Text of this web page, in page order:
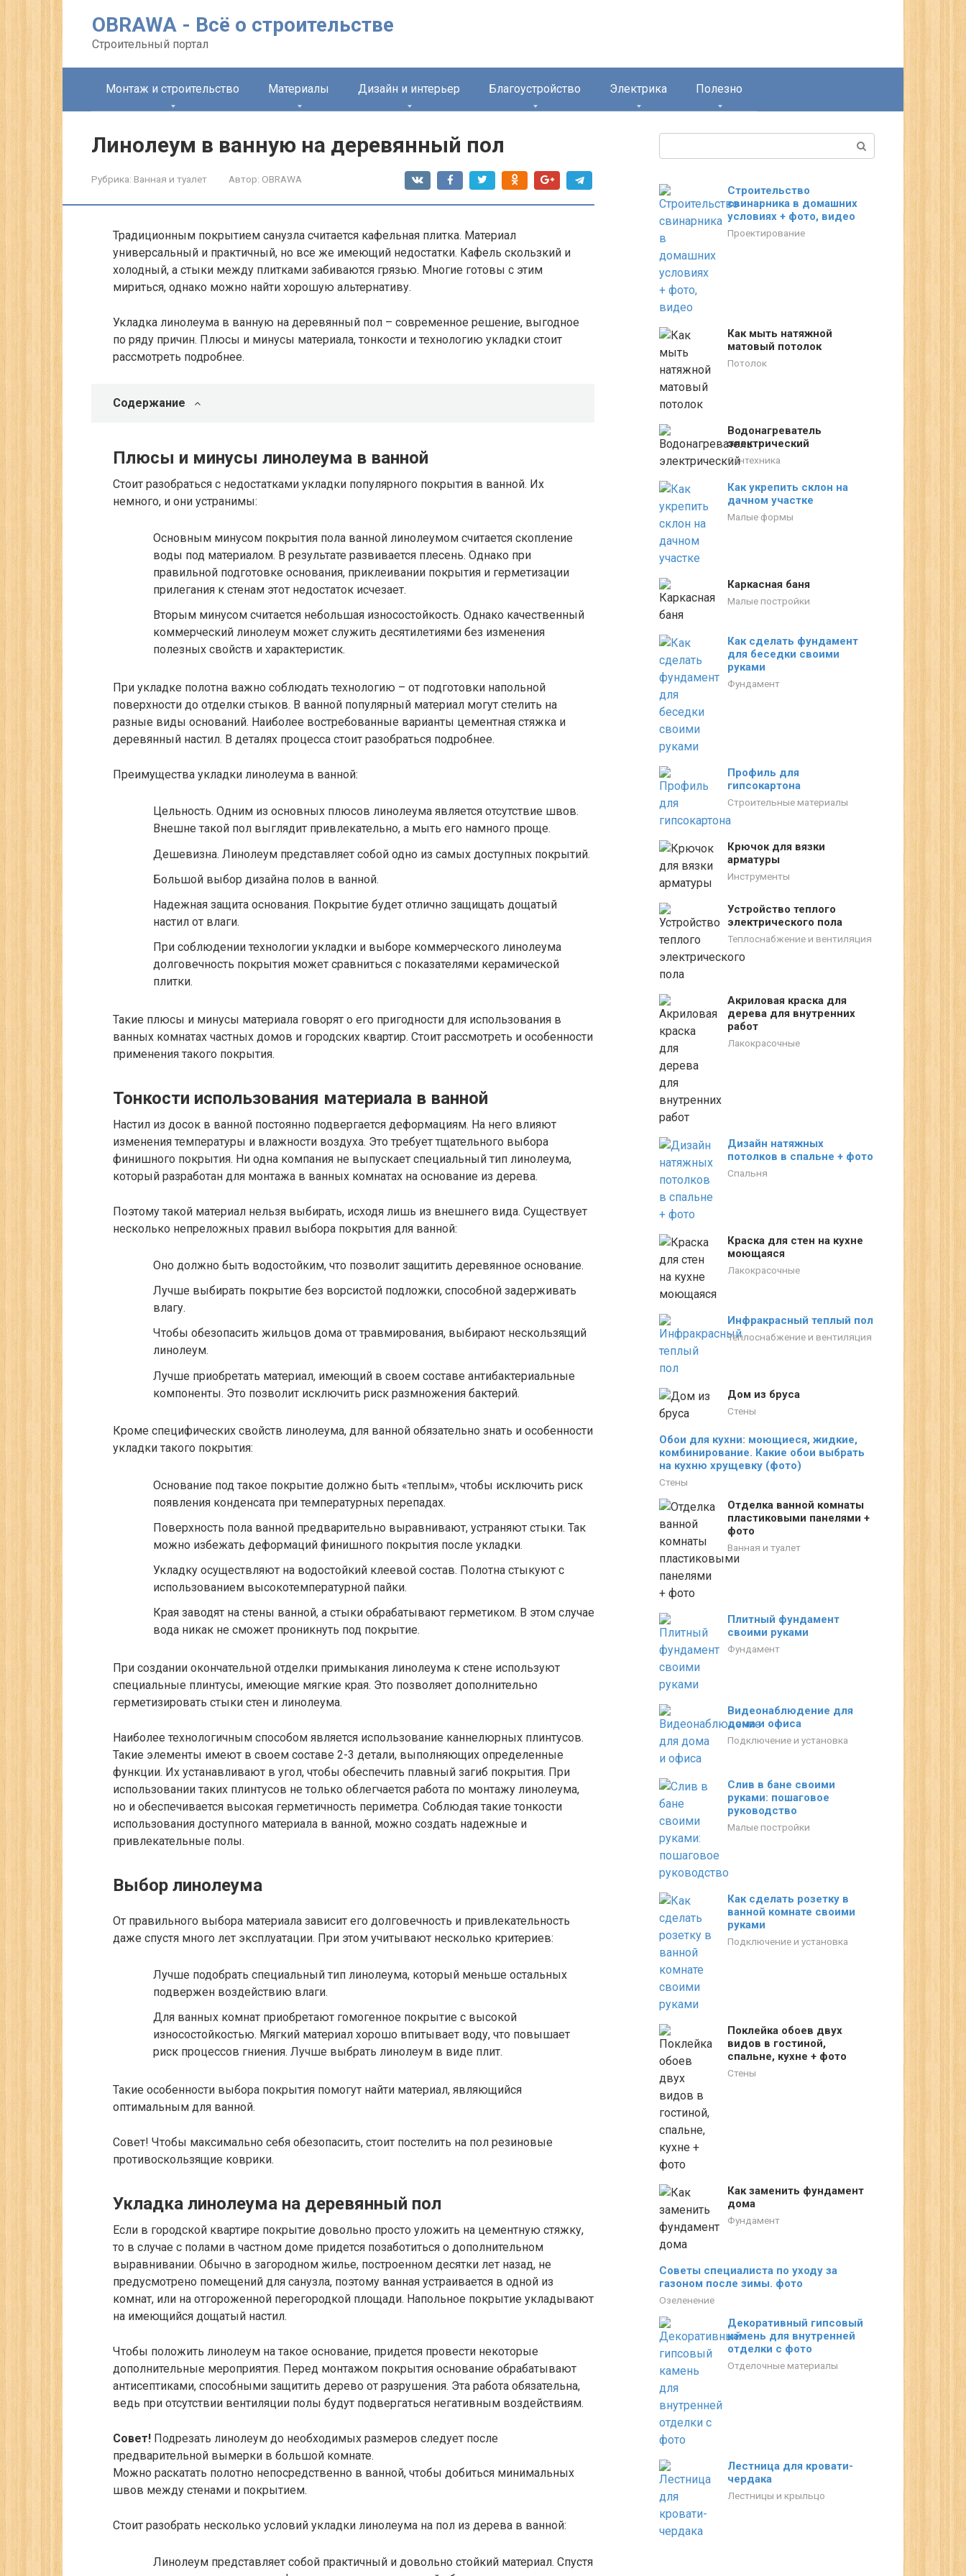
OBRAWA - Всё о строительстве
Строительный портал
Монтаж и строительство Материалы Дизайн и интерьер Благоустройство Электрика Полезно
Линолеум в ванную на деревянный пол
Рубрика: Ванная и туалет Автор: OBRAWA
Традиционным покрытием санузла считается кафельная плитка. Материал
универсальный и практичный, но все же имеющий недостатки. Кафель скользкий и
холодный, а стыки между плитками забиваются грязью. Многие готовы с этим
мириться, однако можно найти хорошую альтернативу.
Укладка линолеума в ванную на деревянный пол – современное решение, выгодное
по ряду причин. Плюсы и минусы материала, тонкости и технологию укладки стоит
рассмотреть подробнее.
Содержание
Плюсы и минусы линолеума в ванной
Стоит разобраться с недостатками укладки популярного покрытия в ванной. Их
немного, и они устранимы:
Основным минусом покрытия пола ванной линолеумом считается скопление
воды под материалом. В результате развивается плесень. Однако при
правильной подготовке основания, приклеивании покрытия и герметизации
прилегания к стенам этот недостаток исчезает.
Вторым минусом считается небольшая износостойкость. Однако качественный
коммерческий линолеум может служить десятилетиями без изменения
полезных свойств и характеристик.
При укладке полотна важно соблюдать технологию – от подготовки напольной
поверхности до отделки стыков. В ванной популярный материал могут стелить на
разные виды оснований. Наиболее востребованные варианты цементная стяжка и
деревянный настил. В деталях процесса стоит разобраться подробнее.
Преимущества укладки линолеума в ванной:
Цельность. Одним из основных плюсов линолеума является отсутствие швов.
Внешне такой пол выглядит привлекательно, а мыть его намного проще.
Дешевизна. Линолеум представляет собой одно из самых доступных покрытий.
Большой выбор дизайна полов в ванной.
Надежная защита основания. Покрытие будет отлично защищать дощатый
настил от влаги.
При соблюдении технологии укладки и выборе коммерческого линолеума
долговечность покрытия может сравниться с показателями керамической
плитки.
Такие плюсы и минусы материала говорят о его пригодности для использования в
ванных комнатах частных домов и городских квартир. Стоит рассмотреть и особенности
применения такого покрытия.
Тонкости использования материала в ванной
Настил из досок в ванной постоянно подвергается деформациям. На него влияют
изменения температуры и влажности воздуха. Это требует тщательного выбора
финишного покрытия. Ни одна компания не выпускает специальный тип линолеума,
который разработан для монтажа в ванных комнатах на основание из дерева.
Поэтому такой материал нельзя выбирать, исходя лишь из внешнего вида. Существует
несколько непреложных правил выбора покрытия для ванной:
Оно должно быть водостойким, что позволит защитить деревянное основание.
Лучше выбирать покрытие без ворсистой подложки, способной задерживать
влагу.
Чтобы обезопасить жильцов дома от травмирования, выбирают нескользящий
линолеум.
Лучше приобретать материал, имеющий в своем составе антибактериальные
компоненты. Это позволит исключить риск размножения бактерий.
Кроме специфических свойств линолеума, для ванной обязательно знать и особенности
укладки такого покрытия:
Основание под такое покрытие должно быть «теплым», чтобы исключить риск
появления конденсата при температурных перепадах.
Поверхность пола ванной предварительно выравнивают, устраняют стыки. Так
можно избежать деформаций финишного покрытия после укладки.
Укладку осуществляют на водостойкий клеевой состав. Полотна стыкуют с
использованием высокотемпературной пайки.
Края заводят на стены ванной, а стыки обрабатывают герметиком. В этом случае
вода никак не сможет проникнуть под покрытие.
При создании окончательной отделки примыкания линолеума к стене используют
специальные плинтусы, имеющие мягкие края. Это позволяет дополнительно
герметизировать стыки стен и линолеума.
Наиболее технологичным способом является использование каннелюрных плинтусов.
Такие элементы имеют в своем составе 2-3 детали, выполняющих определенные
функции. Их устанавливают в угол, чтобы обеспечить плавный загиб покрытия. При
использовании таких плинтусов не только облегчается работа по монтажу линолеума,
но и обеспечивается высокая герметичность периметра. Соблюдая такие тонкости
использования доступного материала в ванной, можно создать надежные и
привлекательные полы.
Выбор линолеума
От правильного выбора материала зависит его долговечность и привлекательность
даже спустя много лет эксплуатации. При этом учитывают несколько критериев:
Лучше подобрать специальный тип линолеума, который меньше остальных
подвержен воздействию влаги.
Для ванных комнат приобретают гомогенное покрытие с высокой
износостойкостью. Мягкий материал хорошо впитывает воду, что повышает
риск процессов гниения. Лучше выбрать линолеум в виде плит.
Такие особенности выбора покрытия помогут найти материал, являющийся
оптимальным для ванной.
Совет! Чтобы максимально себя обезопасить, стоит постелить на пол резиновые
противоскользящие коврики.
Укладка линолеума на деревянный пол
Если в городской квартире покрытие довольно просто уложить на цементную стяжку,
то в случае с полами в частном доме придется позаботиться о дополнительном
выравнивании. Обычно в загородном жилье, построенном десятки лет назад, не
предусмотрено помещений для санузла, поэтому ванная устраивается в одной из
комнат, или на отгороженной перегородкой площади. Напольное покрытие укладывают
на имеющийся дощатый настил.
Чтобы положить линолеум на такое основание, придется провести некоторые
дополнительные мероприятия. Перед монтажом покрытия основание обрабатывают
антисептиками, способными защитить дерево от разрушения. Эта работа обязательна,
ведь при отсутствии вентиляции полы будут подвергаться негативным воздействиям.
Совет! Подрезать линолеум до необходимых размеров следует после
предварительной вымерки в большой комнате.
Можно раскатать полотно непосредственно в ванной, чтобы добиться минимальных
швов между стенами и покрытием.
Стоит разобрать несколько условий укладки линолеума на пол из дерева в ванной:
Линолеум представляет собой практичный и довольно стойкий материал. Спустя
Строительство
свинарника в домашних
условиях + фото, видео
Проектирование
Как мыть натяжной
матовый потолок
Потолок
Водонагреватель
электрический
Сантехника
Как укрепить склон на
дачном участке
Малые формы
Каркасная баня
Малые постройки
Как сделать фундамент
для беседки своими
руками
Фундамент
Профиль для
гипсокартона
Строительные материалы
Крючок для вязки
арматуры
Инструменты
Устройство теплого
электрического пола
Теплоснабжение и вентиляция
Акриловая краска для
дерева для внутренних
работ
Лакокрасочные
Дизайн натяжных
потолков в спальне + фото
Спальня
Краска для стен на кухне
моющаяся
Лакокрасочные
Инфракрасный теплый пол
Теплоснабжение и вентиляция
Дом из бруса
Стены
Обои для кухни: моющиеся, жидкие,
комбинирование. Какие обои выбрать
на кухню хрущевку (фото)
Стены
Отделка ванной комнаты
пластиковыми панелями +
фото
Ванная и туалет
Плитный фундамент
своими руками
Фундамент
Видеонаблюдение для
дома и офиса
Подключение и установка
Слив в бане своими
руками: пошаговое
руководство
Малые постройки
Как сделать розетку в
ванной комнате своими
руками
Подключение и установка
Поклейка обоев двух
видов в гостиной,
спальне, кухне + фото
Стены
Как заменить фундамент
дома
Фундамент
Советы специалиста по уходу за
газоном после зимы. фото
Озеленение
Декоративный гипсовый
камень для внутренней
отделки с фото
Отделочные материалы
Лестница для кровати-
чердака
Лестницы и крыльцо